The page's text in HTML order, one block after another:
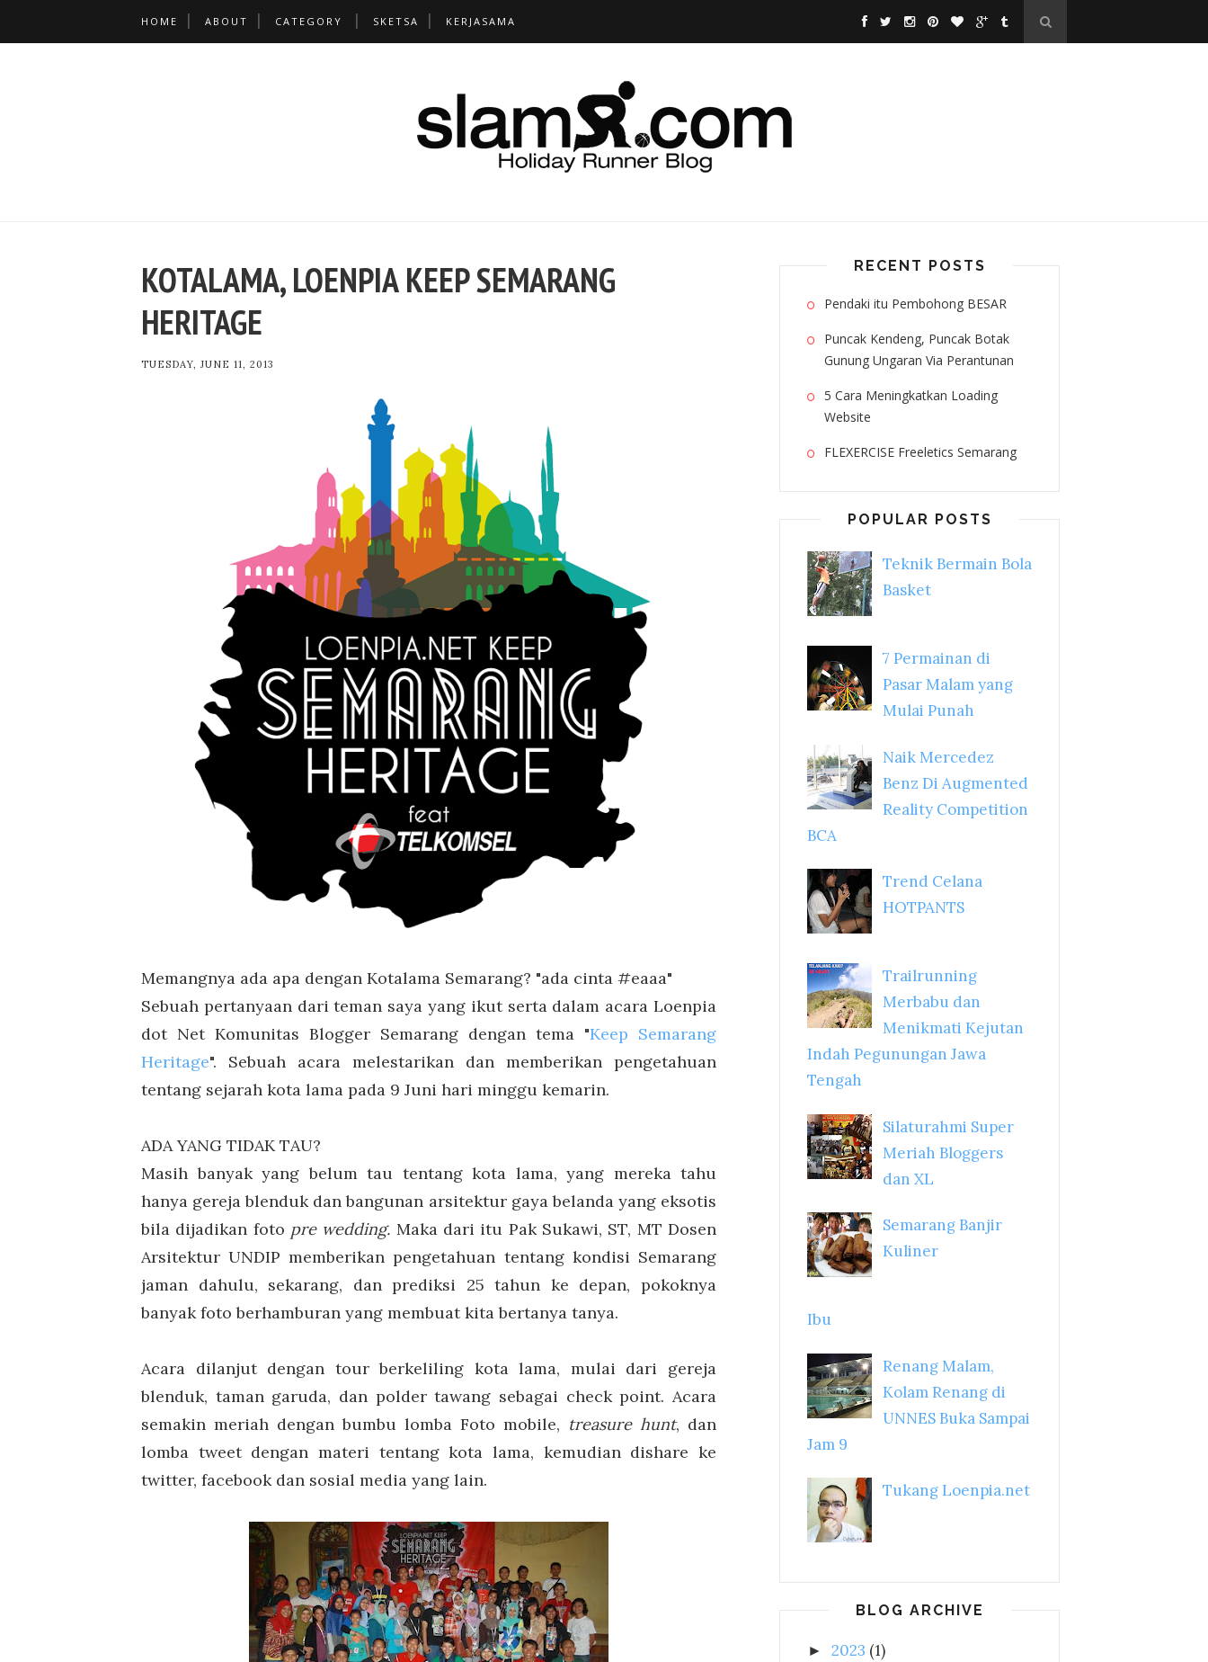
HOME ABOUT CATEGORY SKETSA KERJASAMA
KOTALAMA, LOENPIA KEEP SEMARANG
HERITAGE
TUESDAY, JUNE 11, 2013
Memangnya ada apa dengan Kotalama Semarang? "ada cinta #eaaa"
Sebuah pertanyaan dari teman saya yang ikut serta dalam acara Loenpia
dot Net Komunitas Blogger Semarang dengan tema "Keep Semarang
Heritage". Sebuah acara melestarikan dan memberikan pengetahuan
tentang sejarah kota lama pada 9 Juni hari minggu kemarin.
ADA YANG TIDAK TAU?
Masih banyak yang belum tau tentang kota lama, yang mereka tahu
hanya gereja blenduk dan bangunan arsitektur gaya belanda yang eksotis
bila dijadikan foto pre wedding. Maka dari itu Pak Sukawi, ST, MT Dosen
Arsitektur UNDIP memberikan pengetahuan tentang kondisi Semarang
jaman dahulu, sekarang, dan prediksi 25 tahun ke depan, pokoknya
banyak foto berhamburan yang membuat kita bertanya tanya.
Acara dilanjut dengan tour berkeliling kota lama, mulai dari gereja
blenduk, taman garuda, dan polder tawang sebagai check point. Acara
semakin meriah dengan bumbu lomba Foto mobile, treasure hunt, dan
lomba tweet dengan materi tentang kota lama, kemudian dishare ke
twitter, facebook dan sosial media yang lain.
RECENT POSTS
Pendaki itu Pembohong BESAR
Puncak Kendeng, Puncak Botak
Gunung Ungaran Via Perantunan
5 Cara Meningkatkan Loading
Website
FLEXERCISE Freeletics Semarang
POPULAR POSTS
Teknik Bermain Bola
Basket
7 Permainan di
Pasar Malam yang
Mulai Punah
Naik Mercedez
Benz Di Augmented
Reality Competition
BCA
Trend Celana
HOTPANTS
Trailrunning
Merbabu dan
Menikmati Kejutan
Indah Pegunungan Jawa
Tengah
Silaturahmi Super
Meriah Bloggers
dan XL
Semarang Banjir
Kuliner
Ibu
Renang Malam,
Kolam Renang di
UNNES Buka Sampai
Jam 9
Tukang Loenpia.net
BLOG ARCHIVE
► 2023 (1)